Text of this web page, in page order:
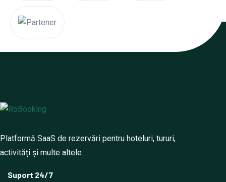
Platformă SaaS de rezervări pentru hoteluri, tururi,
activități și multe altele.
Suport 24/7